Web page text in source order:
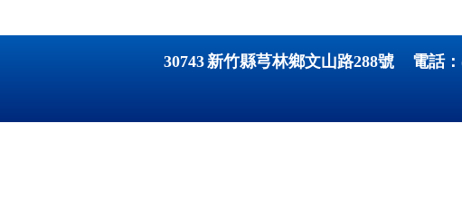
30743新竹縣芎林鄉文山路288號 電話：